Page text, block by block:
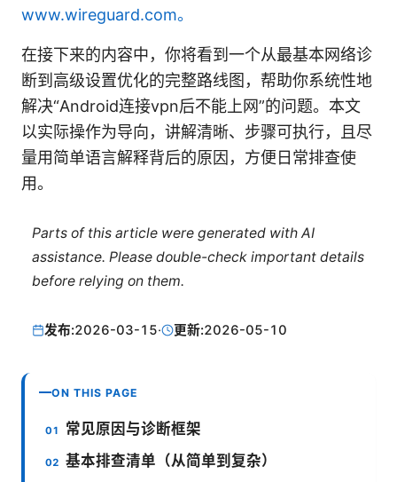
www.wireguard.com。
在接下来的内容中，你将看到一个从最基本网络诊
断到高级设置优化的完整路线图，帮助你系统性地
解决“Android连接vpn后不能上网”的问题。本文
以实际操作为导向，讲解清晰、步骤可执行，且尽
量用简单语言解释背后的原因，方便日常排查使
用。
Parts of this article were generated with AI
assistance. Please double-check important details
before relying on them.
发布:2026-03-15· 更新:2026-05-10
ON THIS PAGE
常见原因与诊断框架
基本排查清单（从简单到复杂）